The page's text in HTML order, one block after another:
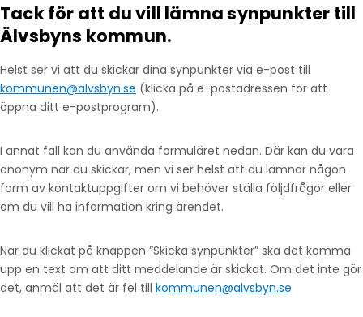
Tack för att du vill lämna synpunkter till
Älvsbyns kommun.
Helst ser vi att du skickar dina synpunkter via e-post till
kommunen@alvsbyn.se (klicka på e-postadressen för att
öppna ditt e-postprogram).
I annat fall kan du använda formuläret nedan. Där kan du vara
anonym när du skickar, men vi ser helst att du lämnar någon
form av kontaktuppgifter om vi behöver ställa följdfrågor eller
om du vill ha information kring ärendet.
När du klickat på knappen ”Skicka synpunkter” ska det komma
upp en text om att ditt meddelande är skickat. Om det inte gör
det, anmäl att det är fel till kommunen@alvsbyn.se